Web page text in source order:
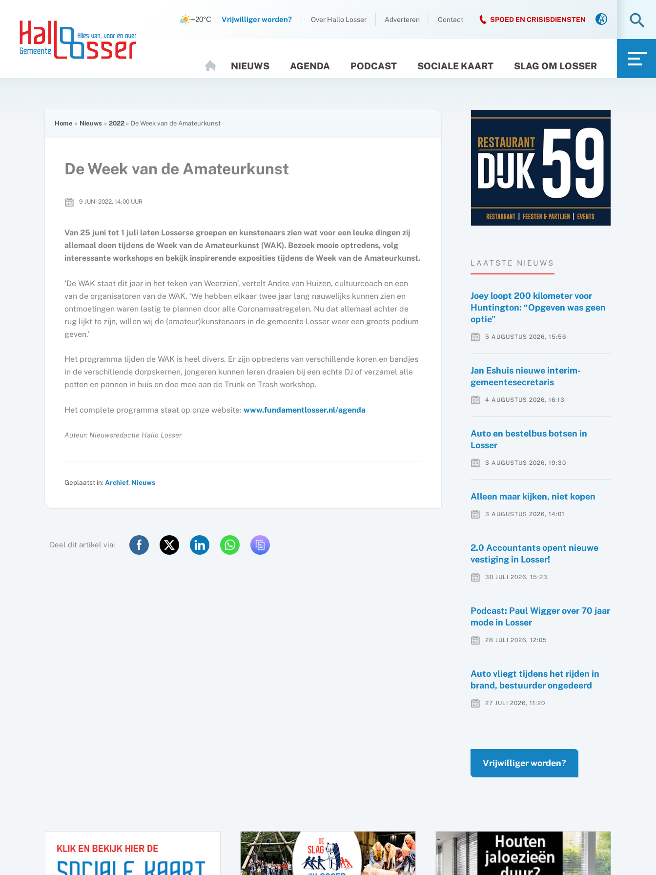
inhoud
inhoud
+20°C Vrijwilliger worden? Over Hallo Losser Adverteren Contact SPOED EN CRISISDIENSTEN
O
M
NIEUWS AGENDA PODCAST SOCIALE KAART SLAG OM LOSSER
Home Nieuws 2022 De Week van de Amateurkunst
De Week van de Amateurkunst
9 JUNI 2022, 14:00 UUR
Van 25 juni tot 1 juli laten Losserse groepen en kunstenaars zien wat voor een leuke dingen zij
allemaal doen tijdens de Week van de Amateurkunst (WAK). Bezoek mooie optredens, volg
interessante workshops en bekijk inspirerende exposities tijdens de Week van de Amateurkunst.
‘De WAK staat dit jaar in het teken van Weerzien’, vertelt Andre van Huizen, cultuurcoach en een
van de organisatoren van de WAK. ‘We hebben elkaar twee jaar lang nauwelijks kunnen zien en
ontmoetingen waren lastig te plannen door alle Coronamaatregelen. Nu dat allemaal achter de
rug lijkt te zijn, willen wij de (amateur)kunstenaars in de gemeente Losser weer een groots podium
geven.’
Het programma tijden de WAK is heel divers. Er zijn optredens van verschillende koren en bandjes
in de verschillende dorpskernen, jongeren kunnen leren draaien bij een echte DJ of verzamel alle
potten en pannen in huis en doe mee aan de Trunk en Trash workshop.
Het complete programma staat op onze website: www.fundamentlosser.nl/agenda
Auteur: Nieuwsredactie Hallo Losser
Geplaatst in:Archief, Nieuws
Deel dit artikel via:
LAATSTE NIEUWS
Joey loopt 200 kilometer voor
Huntington: “Opgeven was geen
optie”
5 AUGUSTUS 2026, 15:56
Jan Eshuis nieuwe interim-
gemeentesecretaris
4 AUGUSTUS 2026, 16:13
Auto en bestelbus botsen in
Losser
3 AUGUSTUS 2026, 19:30
Alleen maar kijken, niet kopen
3 AUGUSTUS 2026, 14:01
2.0 Accountants opent nieuwe
vestiging in Losser!
30 JULI 2026, 15:23
Podcast: Paul Wigger over 70 jaar
mode in Losser
28 JULI 2026, 12:05
Auto vliegt tijdens het rijden in
brand, bestuurder ongedeerd
27 JULI 2026, 11:20
Vrijwilliger worden?